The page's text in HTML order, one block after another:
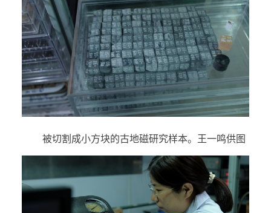
被切割成小方块的古地磁研究样本。王一鸣供图